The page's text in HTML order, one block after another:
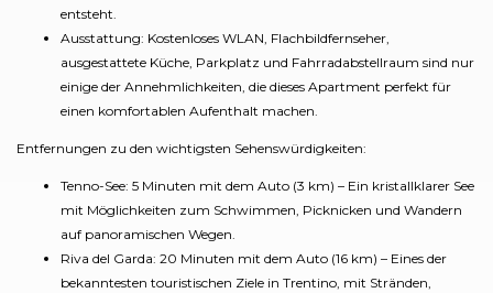
entsteht.
Ausstattung: Kostenloses WLAN, Flachbildfernseher,
ausgestattete Küche, Parkplatz und Fahrradabstellraum sind nur
einige der Annehmlichkeiten, die dieses Apartment perfekt für
einen komfortablen Aufenthalt machen.
Entfernungen zu den wichtigsten Sehenswürdigkeiten:
Tenno-See: 5 Minuten mit dem Auto (3 km) – Ein kristallklarer See
mit Möglichkeiten zum Schwimmen, Picknicken und Wandern
auf panoramischen Wegen.
Riva del Garda: 20 Minuten mit dem Auto (16 km) – Eines der
bekanntesten touristischen Ziele in Trentino, mit Stränden,